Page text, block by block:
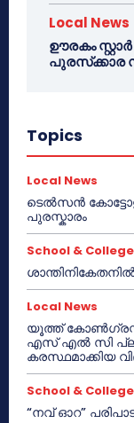
Local News
ഊരകം
പുരസ്‌ക്കാര
Topics
Local News
ടെൽസൻ
പുരസ്കാരം
School & College
Local News
യൂത്ത് കോൺഗ്രസ്സ്
എസ് എൽ സി
കരസ്ഥമാക്കിയ
School & College
“നവ് ഓറ”